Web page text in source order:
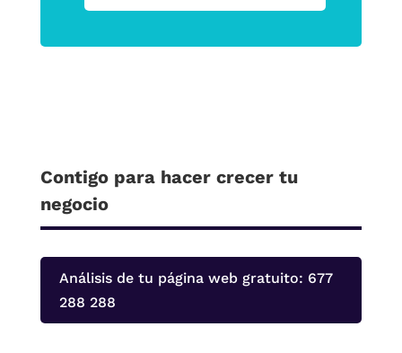
Contigo para hacer crecer tu
negocio
Análisis de tu página web gratuito: 677
288 288